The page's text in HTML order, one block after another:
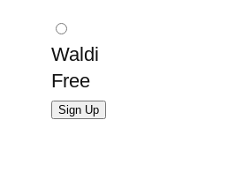
Waldi
Free
Sign Up